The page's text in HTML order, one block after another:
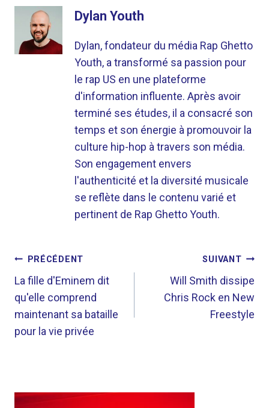
Dylan Youth
Dylan, fondateur du média Rap Ghetto
Youth, a transformé sa passion pour
le rap US en une plateforme
d'information influente. Après avoir
terminé ses études, il a consacré son
temps et son énergie à promouvoir la
culture hip-hop à travers son média.
Son engagement envers
l'authenticité et la diversité musicale
se reflète dans le contenu varié et
pertinent de Rap Ghetto Youth.
NAVIGATION
DE
L’ARTICLE
PRÉCÉDENT
La fille d'Eminem dit
qu'elle comprend
maintenant sa bataille
pour la vie privée
SUIVANT
Will Smith dissipe
Chris Rock en New
Freestyle